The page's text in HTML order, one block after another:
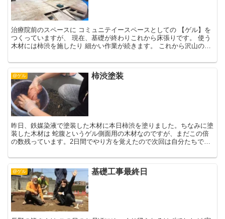
治療院前のスペースに コミュニテイースペースとしての 【ゲル】を
つくっていますが、 現在、基礎が終わりこれから床張りです。 使う
木材には柿渋を施したり 細かい作業が続きます。 これから沢山の方
@ゲル 柿渋塗装
昨日、鉄媒染液で塗装した木材に本日柿渋を塗りました。ちなみに塗
装した木材は 蛇腹というゲル側面用の木材なのですが、まだこの倍
の数残っています。2日間でやり方を覚えたので次回は自分たちでど
@ゲル 基礎工事最終日